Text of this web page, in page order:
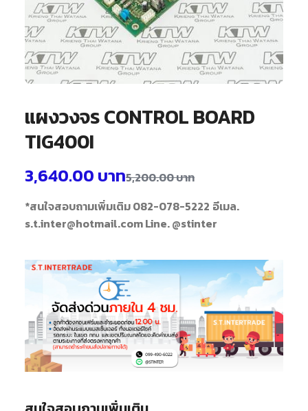
แผงวงจร CONTROL BOARD
TIG400I
5,200.00บาท
3,640.00 บาท
*สนใจสอบถามเพิ่มเติม 082-078-5222 อีเมล.
s.t.inter@hotmail.comLine. @stinter